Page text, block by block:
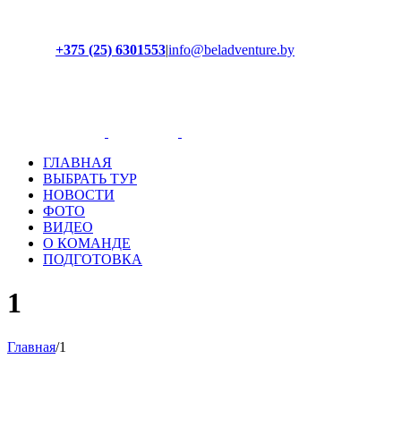
+375 (25) 6301553|info@beladventure.by
ГЛАВНАЯ
ВЫБРАТЬ ТУР
НОВОСТИ
ФОТО
ВИДЕО
О КОМАНДЕ
ПОДГОТОВКА
1
Главная/1